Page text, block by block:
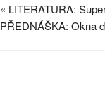
« LITERATURA:
PŘEDNÁŠKA: Okna